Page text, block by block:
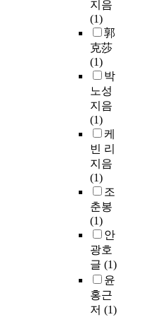
지음
(1)
郭
克莎
(1)
박
노성
지음
(1)
케
빈 리
지음
(1)
조
춘봉
(1)
안
광호
글 (1)
윤
홍근
저 (1)